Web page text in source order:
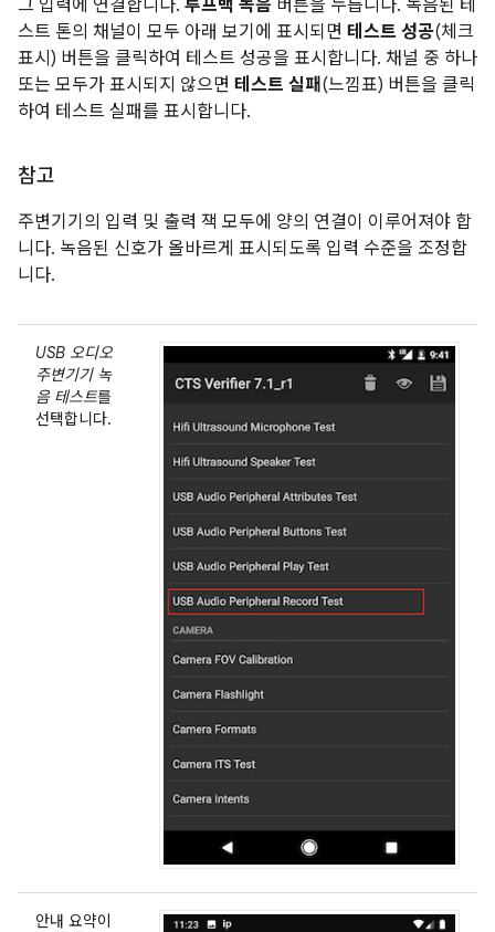
그 입력에 연결합니다. 루프백 녹음 버튼을 누릅니다. 녹음된 테
스트 톤의 채널이 모두 아래 보기에 표시되면 테스트 성공(체크
표시) 버튼을 클릭하여 테스트 성공을 표시합니다. 채널 중 하나
또는 모두가 표시되지 않으면 테스트 실패 (느낌표) 버튼을 클릭
하여 테스트 실패를 표시합니다.
참고
주변기기의 입력 및 출력 잭 모두에 양의 연결이 이루어져야 합
니다. 녹음된 신호가 올바르게 표시되도록 입력 수준을 조정합
니다.
USB 오디오
주변기기 녹
음 테스트를
선택합니다.
안내 요약이